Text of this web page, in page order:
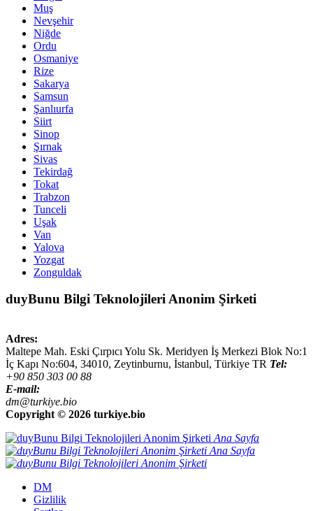
Muş
Nevşehir
Niğde
Ordu
Osmaniye
Rize
Sakarya
Samsun
Şanlıurfa
Siirt
Sinop
Şırnak
Sivas
Tekirdağ
Tokat
Trabzon
Tunceli
Uşak
Van
Yalova
Yozgat
Zonguldak
duyBunu Bilgi Teknolojileri Anonim Şirketi
Adres:
Maltepe Mah. Eski Çırpıcı Yolu Sk. Meridyen İş Merkezi Blok No:1
İç Kapı No:604, 34010, Zeytinburnu, İstanbul, Türkiye TR Tel:
+90 850 303 00 88
E-mail:
dm@turkiye.bio
Copyright © 2026 turkiye.bio
Ana Sayfa
Ana Sayfa
DM
Gizlilik